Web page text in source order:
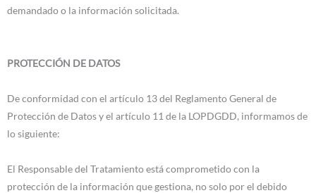
demandado o la información solicitada.
PROTECCIÓN DE DATOS
De conformidad con el artículo 13 del Reglamento General de
Protección de Datos y el artículo 11 de la LOPDGDD, informamos de
lo siguiente:
El Responsable del Tratamiento está comprometido con la
protección de la información que gestiona, no solo por el debido